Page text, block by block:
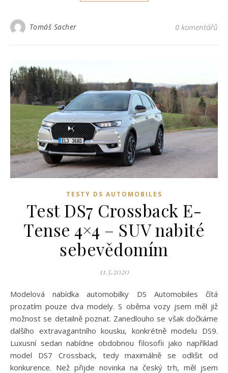
Tomáš Sacher 0 komentářů
TESTY DS AUTOMOBILES
Test DS7 Crossback E-
Tense 4×4 – SUV nabité
sebevědomím
11.5.2020
Modelová nabídka automobilky DS Automobiles čítá
prozatím pouze dva modely. S oběma vozy jsem měl již
možnost se detailně poznat. Zanedlouho se však dočkáme
dalšího extravagantního kousku, konkrétně modelu DS9.
Luxusní sedan nabídne obdobnou filosofii jako například
model DS7 Crossback, tedy maximálně se odlišit od
konkurence. Než přijde novinka na český trh, měl jsem